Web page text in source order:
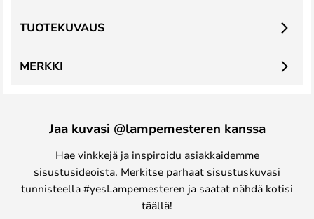
TUOTEKUVAUS
MERKKI
Jaa kuvasi @lampemesteren kanssa
Hae vinkkejä ja inspiroidu asiakkaidemme
sisustusideoista. Merkitse parhaat sisustuskuvasi
tunnisteella #yesLampemesteren ja saatat nähdä kotisi
täällä!